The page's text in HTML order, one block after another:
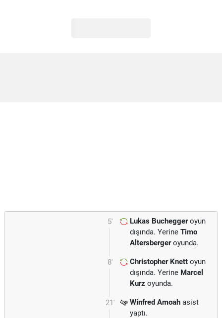
5' Lukas Bucheggeroyun
dışında. Yerine Timo
Altersbergeroyunda.
8' Christopher Knett oyun
dışında. Yerine Marcel
Kurz oyunda.
21' Winfred Amoah asist
yaptı.